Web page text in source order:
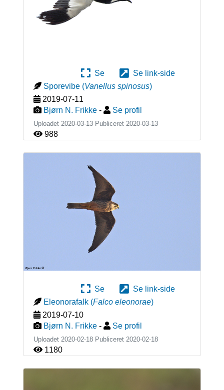
Se
Se link-side
Sporevibe (Vanellus spinosus)
2019-07-11
Bjørn N. Frikke - Se profil
Uploadet 2020-03-13 Publiceret 2020-03-13
988
Se
Se link-side
Eleonorafalk (Falco eleonorae)
2019-07-10
Bjørn N. Frikke - Se profil
Uploadet 2020-02-18 Publiceret 2020-02-18
1180